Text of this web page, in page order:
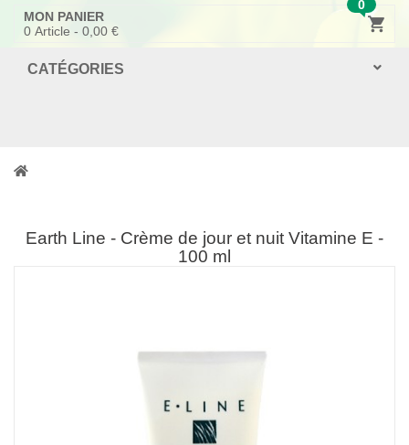
0
MON PANIER
0 Article - 0,00 €
CATÉGORIES
Earth Line - Crème de jour et nuit Vitamine E -
100 ml